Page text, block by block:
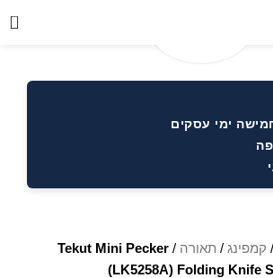
0
ימי עסקים
/ קמפינג / תאורה /
Tekut Mini Pecker
(LK5258A) Folding Knife